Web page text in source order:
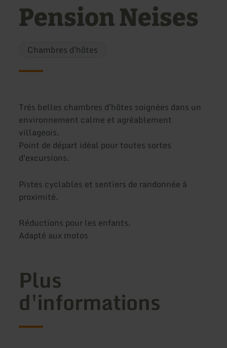
Pension Neises
Chambres d'hôtes
Très belles chambres d'hôtes soignées dans un
environnement calme et agréablement
villageois.
Point de départ idéal pour toutes sortes
d'excursions.
Pistes cyclables et sentiers de randonnée à
proximité.
Réductions pour les enfants.
Adapté aux motos
Plus
d'informations